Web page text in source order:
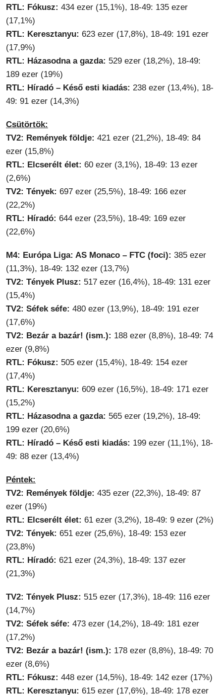
RTL: Fókusz: 434 ezer (15,1%), 18-49: 135 ezer
(17,1%)
RTL: Keresztanyu: 623 ezer (17,8%), 18-49: 191 ezer
(17,9%)
RTL: Házasodna a gazda: 529 ezer (18,2%), 18-49:
189 ezer (19%)
RTL: Híradó – Késő esti kiadás: 238 ezer (13,4%), 18-
49: 91 ezer (14,3%)
Csütörtök:
TV2: Remények földje: 421 ezer (21,2%), 18-49: 84
ezer (15,8%)
RTL: Elcserélt élet: 60 ezer (3,1%), 18-49: 13 ezer
(2,6%)
TV2: Tények: 697 ezer (25,5%), 18-49: 166 ezer
(22,2%)
RTL: Híradó: 644 ezer (23,5%), 18-49: 169 ezer
(22,6%)
M4: Európa Liga: AS Monaco – FTC (foci): 385 ezer
(11,3%), 18-49: 132 ezer (13,7%)
TV2: Tények Plusz: 517 ezer (16,4%), 18-49: 131 ezer
(15,4%)
TV2: Séfek séfe: 480 ezer (13,9%), 18-49: 191 ezer
(17,6%)
TV2: Bezár a bazár! (ism.): 188 ezer (8,8%), 18-49: 74
ezer (9,8%)
RTL: Fókusz: 505 ezer (15,4%), 18-49: 154 ezer
(17,4%)
RTL: Keresztanyu: 609 ezer (16,5%), 18-49: 171 ezer
(15,2%)
RTL: Házasodna a gazda: 565 ezer (19,2%), 18-49:
199 ezer (20,6%)
RTL: Híradó – Késő esti kiadás: 199 ezer (11,1%), 18-
49: 88 ezer (13,4%)
Péntek:
TV2: Remények földje: 435 ezer (22,3%), 18-49: 87
ezer (19%)
RTL: Elcserélt élet: 61 ezer (3,2%), 18-49: 9 ezer (2%)
TV2: Tények: 651 ezer (25,6%), 18-49: 153 ezer
(23,8%)
RTL: Híradó: 621 ezer (24,3%), 18-49: 137 ezer
(21,3%)
TV2: Tények Plusz: 515 ezer (17,3%), 18-49: 116 ezer
(14,7%)
TV2: Séfek séfe: 473 ezer (14,2%), 18-49: 181 ezer
(17,2%)
TV2: Bezár a bazár! (ism.): 178 ezer (8,8%), 18-49: 70
ezer (8,6%)
RTL: Fókusz: 448 ezer (14,5%), 18-49: 142 ezer (17%)
RTL: Keresztanyu: 615 ezer (17,6%), 18-49: 178 ezer